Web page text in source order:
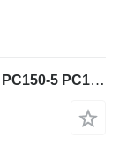
Komatsu 6D95L‑1 motor para Komatsu PC150‑5 PC150‑6 PC200LC‑5 PC200LC‑6 PC210‑6 excavadora